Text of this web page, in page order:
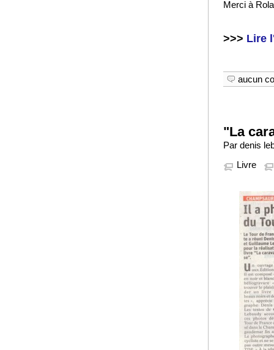
Merci à
>>> Lire
aucun
"La
Par denis
Livre